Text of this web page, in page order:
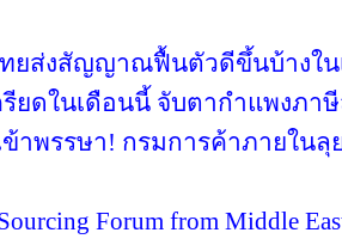
ทยส่งสัญญาณฟื้นตัวดีขึ้นบ้างใ
ยดในเดือนนี้ จับตากำแพงภา
ข้าพรรษา! กรมการค้าภายใน
Forum from Middle